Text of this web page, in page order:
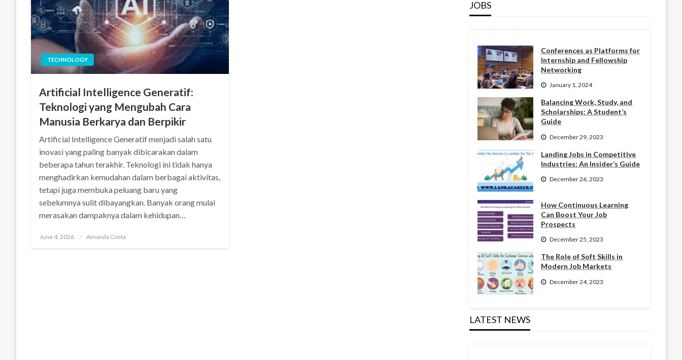
TECHNOLOGY
Artificial Intelligence Generatif:
Teknologi yang Mengubah Cara
Manusia Berkarya dan Berpikir
Artificial Intelligence Generatif menjadi salah satu
inovasi yang paling banyak dibicarakan dalam
beberapa tahun terakhir. Teknologi ini tidak hanya
menghadirkan kemudahan dalam berbagai aktivitas,
tetapi juga membuka peluang baru yang
sebelumnya sulit dibayangkan. Banyak orang mulai
merasakan dampaknya dalam kehidupan…
Posted
June 4, 2026 Amanda Costa
JOBS
Conferences as Platforms for
Internship and Fellowship
Networking
January 1, 2024
Balancing Work, Study, and
Scholarships: A Student’s
Guide
December 29, 2023
Landing Jobs in Competitive
Industries: An Insider’s Guide
December 26, 2023
How Continuous Learning
Can Boost Your Job
Prospects
December 25, 2023
The Role of Soft Skills in
Modern Job Markets
December 24, 2023
LATEST NEWS